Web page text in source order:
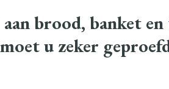
brood, banket
u zeker